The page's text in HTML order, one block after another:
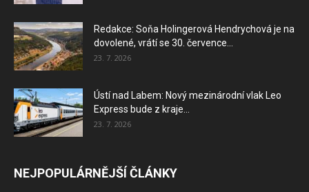
Redakce: Soňa Holingerová Hendrychová je na
dovolené, vrátí se 30. července...
23. 7. 2026
Ústí nad Labem: Nový mezinárodní vlak Leo
Express bude z kraje...
23. 7. 2026
NEJPOPULÁRNĚJŠÍ ČLÁNKY